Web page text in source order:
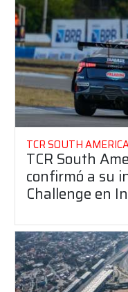
TCR SOUTH
TCR South
confirmó a su
Challenge en